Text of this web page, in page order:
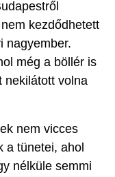
kezdődhetett
nagyember.
még a böllér is
nekilátott volna
nem vicces
a tünetei, ahol
nélküle semmi